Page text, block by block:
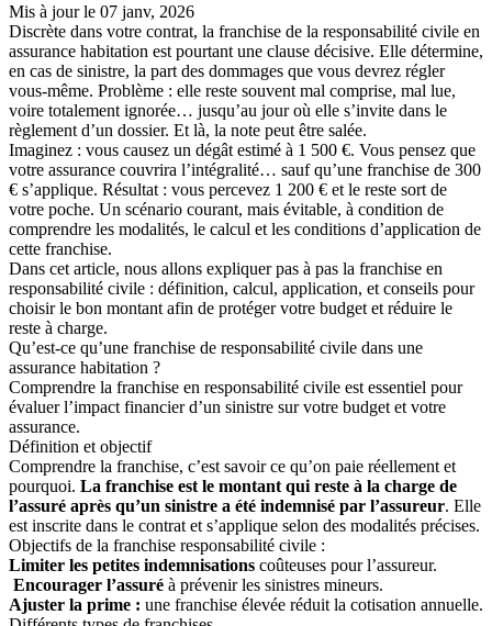
Mis à jour le 07 janv, 2026
Discrète dans votre contrat, la franchise de la responsabilité civile en
assurance habitation est pourtant une clause décisive. Elle détermine,
en cas de sinistre, la part des dommages que vous devrez régler
vous-même. Problème : elle reste souvent mal comprise, mal lue,
voire totalement ignorée… jusqu’au jour où elle s’invite dans le
règlement d’un dossier. Et là, la note peut être salée.
Imaginez : vous causez un dégât estimé à 1 500 €. Vous pensez que
votre assurance couvrira l’intégralité… sauf qu’une franchise de 300
€ s’applique. Résultat : vous percevez 1 200 € et le reste sort de
votre poche. Un scénario courant, mais évitable, à condition de
comprendre les modalités, le calcul et les conditions d’application de
cette franchise.
Dans cet article, nous allons expliquer pas à pas la franchise en
responsabilité civile : définition, calcul, application, et conseils pour
choisir le bon montant afin de protéger votre budget et réduire le
reste à charge.
Qu’est-ce qu’une franchise de responsabilité civile dans une
assurance habitation ?
Comprendre la franchise en responsabilité civile est essentiel pour
évaluer l’impact financier d’un sinistre sur votre budget et votre
assurance.
Définition et objectif
Comprendre la franchise, c’est savoir ce qu’on paie réellement et
pourquoi. La franchise est le montant qui reste à la charge de
l’assuré après qu’un sinistre a été indemnisé par l’assureur. Elle
est inscrite dans le contrat et s’applique selon des modalités précises.
Objectifs de la franchise responsabilité civile :
Limiter les petites indemnisations coûteuses pour l’assureur.
Encourager l’assuré à prévenir les sinistres mineurs.
Ajuster la prime : une franchise élevée réduit la cotisation annuelle.